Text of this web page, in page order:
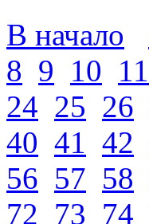
В начало
8 9 10 11
24 25 26
40 41 42
56 57 58
72 73 74